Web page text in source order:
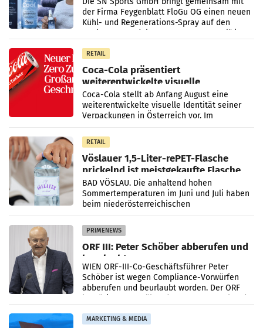
der Firma Feygenblatt FloGu OG einen neuen
Kühl- und Regenerations-Spray auf den
Markt. Das Produkt namens „Keep Cool“ ist zu
RETAIL
Coca-Cola präsentiert
weiterentwickelte visuelle
Markenidentität
Coca-Cola stellt ab Anfang August eine
weiterentwickelte visuelle Identität seiner
Verpackungen in Österreich vor. Im
Mittelpunkt des Redesigns stehen zentrale
Gestaltungselemente
RETAIL
Vöslauer 1,5-Liter-rePET-Flasche
prickelnd ist meistgekaufte Flasche
Österreichs
BAD VÖSLAU. Die anhaltend hohen
Sommertemperaturen im Juni und Juli haben
beim niederösterreichischen
Getränkehersteller Vöslauer zu deutlichen
Absatzzuwächsen geführt. Während
PRIMENEWS
ORF III: Peter Schöber abberufen und
beurlaubt
WIEN ORF-III-Co-Geschäftsführer Peter
Schöber ist wegen Compliance-Vorwürfen
abberufen und beurlaubt worden. Der ORF
bestätigte gegenüber der APA entsprechende
MARKETING & MEDIA